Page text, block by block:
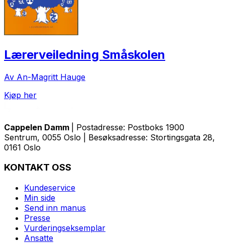
Lærerveiledning Småskolen
Av An-Magritt Hauge
Kjøp her
Cappelen Damm
| Postadresse: Postboks 1900
Sentrum, 0055 Oslo | Besøksadresse: Stortingsgata 28,
0161 Oslo
KONTAKT OSS
Kundeservice
Min side
Send inn manus
Presse
Vurderingseksemplar
Ansatte